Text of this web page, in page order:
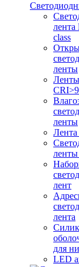
лента
class
ленты
ленты
Лента
лент
лента
для
LED